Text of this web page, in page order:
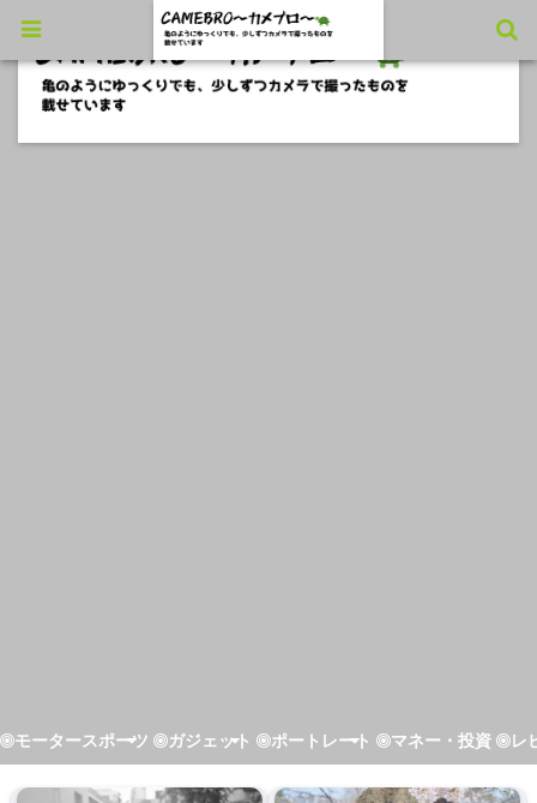
モータースポーツ ガジェット ポートレート マネー・投資 レ